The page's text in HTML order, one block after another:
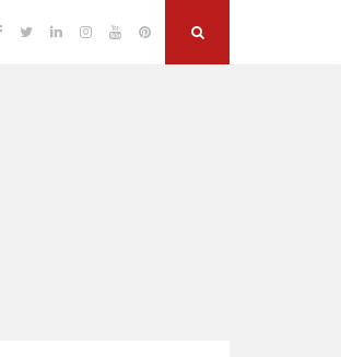
Facebook
TwitterLinkedinInstagram
YouTubePinterest